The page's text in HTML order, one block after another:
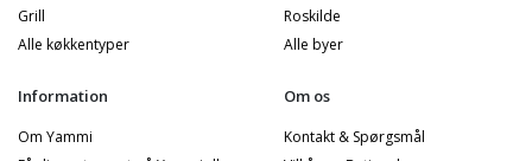
Grill
Alle køkkentyper
Roskilde
Alle byer
Information
Om Yammi
Om os
Kontakt & Spørgsmål